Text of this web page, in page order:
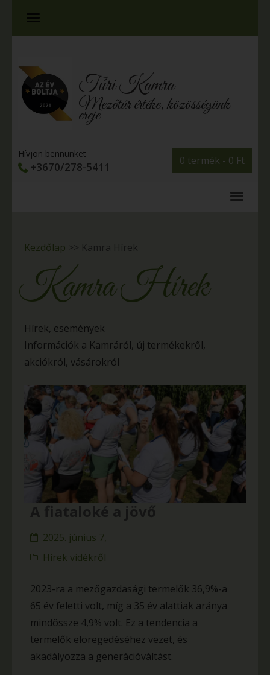
Túri Kamra
Mezőtúr értéke, közösségünk
ereje
0 termék - 0 Ft
Hívjon bennünket
+3670/278-5411
Kezdőlap >> Kamra Hírek
Kamra Hírek
Hírek, események
Információk a Kamráról, új termékekről,
akciókról, vásárokról
2025. június 7,
Hírek vidékről
2023-ra a mezőgazdasági termelők 36,9%-a
65 év feletti volt, míg a 35 év alattiak aránya
mindössze 4,9% volt. Ez a tendencia a
termelők elöregedéséhez vezet, és
akadályozza a generációváltást.